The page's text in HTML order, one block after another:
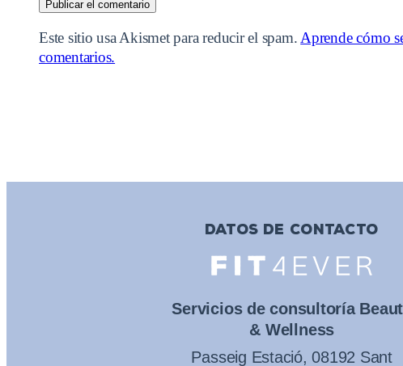
Este sitio usa Akismet para reducir el spam. Aprende cómo
comentarios.
DATOS DE CONTACTO
Servicios de consultoría
& Wellness
Passeig Estació, 08192 Sant